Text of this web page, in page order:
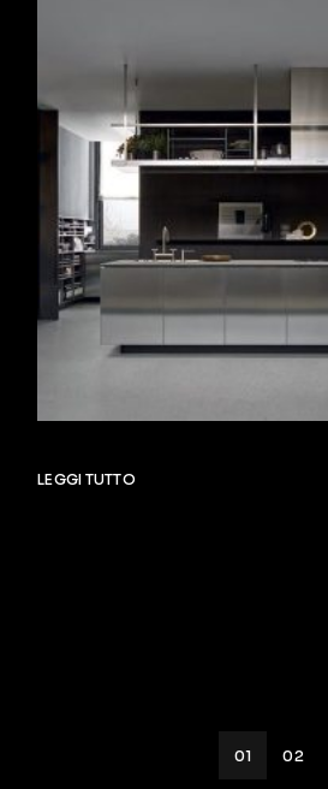
LEGGI TUTTO
01 02